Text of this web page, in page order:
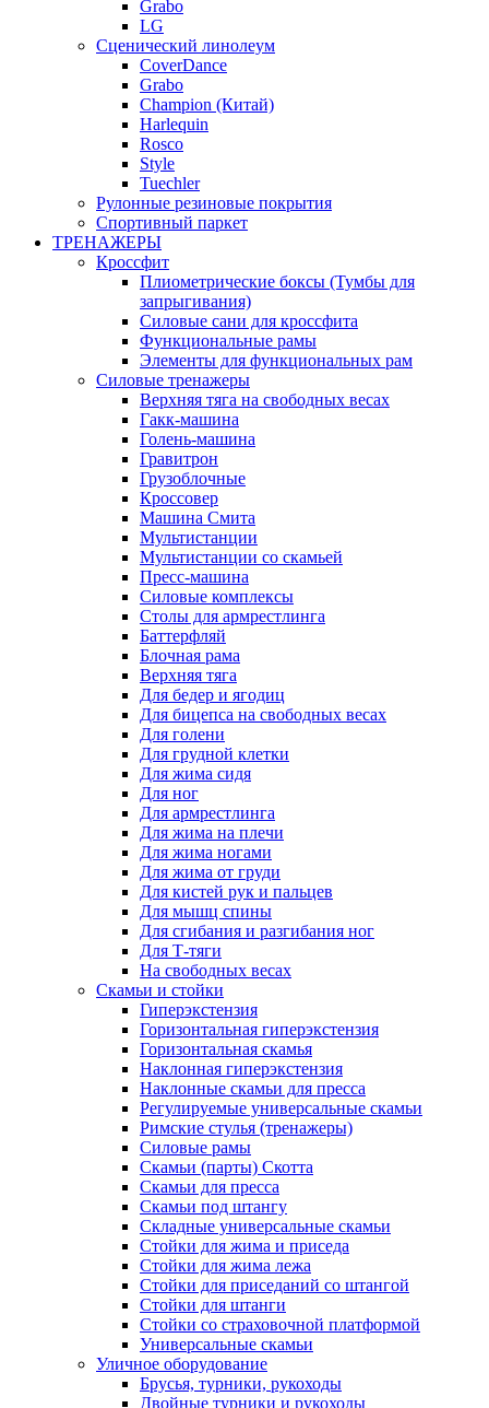
Grabo
LG
Сценический линолеум
CoverDance
Grabo
Champion (Китай)
Harlequin
Rosco
Style
Tuechler
Рулонные резиновые покрытия
Спортивный паркет
ТРЕНАЖЕРЫ
Кроссфит
Плиометрические боксы (Тумбы для
запрыгивания)
Силовые сани для кроссфита
Функциональные рамы
Элементы для функциональных рам
Силовые тренажеры
Верхняя тяга на свободных весах
Гакк-машина
Голень-машина
Гравитрон
Грузоблочные
Кроссовер
Машина Смита
Мультистанции
Мультистанции со скамьей
Пресс-машина
Силовые комплексы
Столы для армрестлинга
Баттерфляй
Блочная рама
Верхняя тяга
Для бедер и ягодиц
Для бицепса на свободных весах
Для голени
Для грудной клетки
Для жима сидя
Для ног
Для армрестлинга
Для жима на плечи
Для жима ногами
Для жима от груди
Для кистей рук и пальцев
Для мышц спины
Для сгибания и разгибания ног
Для Т-тяги
На свободных весах
Скамьи и стойки
Гиперэкстензия
Горизонтальная гиперэкстензия
Горизонтальная скамья
Наклонная гиперэкстензия
Наклонные скамьи для пресса
Регулируемые универсальные скамьи
Римские стулья (тренажеры)
Силовые рамы
Скамьи (парты) Скотта
Скамьи для пресса
Скамьи под штангу
Складные универсальные скамьи
Стойки для жима и приседа
Стойки для жима лежа
Стойки для приседаний со штангой
Стойки для штанги
Стойки со страховочной платформой
Универсальные скамьи
Уличное оборудование
Брусья, турники, рукоходы
Двойные турники и рукоходы